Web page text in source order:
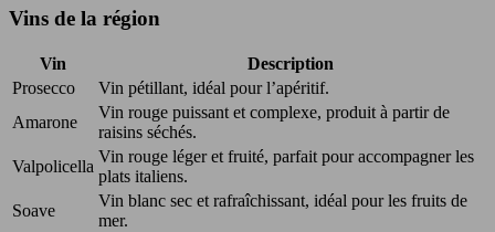
Vins de la région
Vin
Description
Prosecco
Vin pétillant, idéal pour l’apéritif.
Amarone
Vin rouge puissant et complexe, produit à partir de
raisins séchés.
Valpolicella
Vin rouge léger et fruité, parfait pour accompagner les
plats italiens.
Soave
Vin blanc sec et rafraîchissant, idéal pour les fruits de
mer.